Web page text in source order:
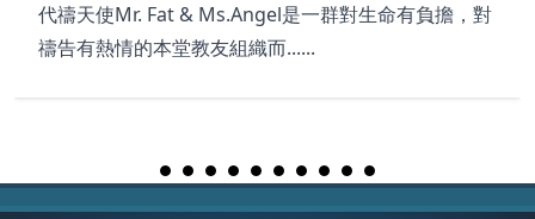
代禱天使Mr. Fat & Ms.Angel是一群對生命有負擔，對
禱告有熱情的本堂教友組織而......